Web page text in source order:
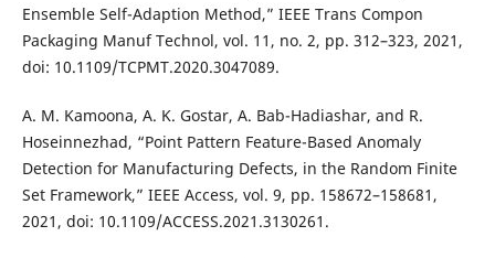
Ensemble Self-Adaption Method,” IEEE Trans Compon
Packaging Manuf Technol, vol. 11, no. 2, pp. 312–323, 2021,
doi: 10.1109/TCPMT.2020.3047089.
A. M. Kamoona, A. K. Gostar, A. Bab-Hadiashar, and R.
Hoseinnezhad, “Point Pattern Feature-Based Anomaly
Detection for Manufacturing Defects, in the Random Finite
Set Framework,” IEEE Access, vol. 9, pp. 158672–158681,
2021, doi: 10.1109/ACCESS.2021.3130261.